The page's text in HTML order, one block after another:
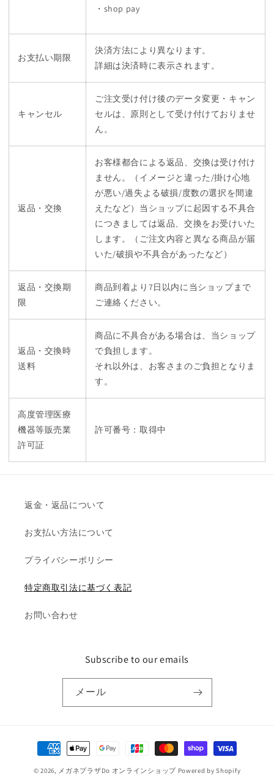
・shop pay
お支払い期限
決済方法により異なります。
詳細は決済時に表示されます。
キャンセル
ご注文受け付け後のデータ変更・キャン
セルは、原則として受け付けておりませ
ん。
返品・交換
お客様都合による返品、交換は受け付け
ません。（イメージと違った/掛け心地
が悪い/過失よる破損/度数の選択を間違
えたなど）当ショップに起因する不具合
につきましては返品、交換をお受けいた
します。（ご注文内容と異なる商品が届
いた/破損や不具合があったなど）
返品・交換期
限
商品到着より7日以内に当ショップまで
ご連絡ください。
返品・交換時
送料
商品に不具合がある場合は、当ショップ
で負担します。
それ以外は、お客さまのご負担となりま
す。
高度管理医療
機器等販売業
許可証
許可番号：取得中
返金・返品について
お支払い方法について
プライバシーポリシー
特定商取引法に基づく表記
お問い合わせ
Subscribe to our emails
メール
決
済
© 2026, メガネプラザDo オンラインショップ Powered by Shopify